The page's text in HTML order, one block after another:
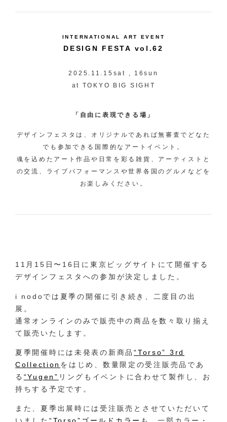
INTERNATIONAL ART EVENT
DESIGN FESTA vol.62
2025.11.15sat , 16sun
at TOKYO BIG SIGHT
「自由に表現できる場」
デザインフェスタは、オリジナルであれば無審査でどなた
でも参加できる国際的なアートイベント。
魂を込めたアート作品や日常を彩る雑貨、アーティストと
の交流、ライブパフォーマンスや世界各国のグルメなどを
お楽しみください。
11月15日〜16日に東京ビッグサイトにて開催する
デザインフェスタへの参加が決定しました。
i nodoでは夏季の開催に引き続き、二度目の出
展。
通常オンラインのみで販売中の商品を数々取り揃え
て販売いたします。
夏季開催時には未発表の新商品“Torso” 3rd
Collection をはじめ、数量限定の受注販売品であ
る “Yugen” リングもイベントに合わせて製作し、お
持ちする予定です。
また、夏季出展時には受注販売とさせていただいて